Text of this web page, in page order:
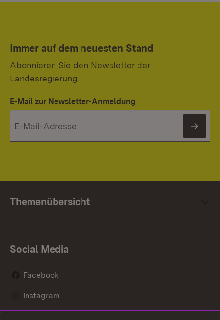
Immer auf dem neuesten Stand
Abonnieren Sie den Newsletter der
Landesregierung.
E-Mail zur Newsletter-Anmeldung
Themenübersicht
Social Media
Facebook
Instagram